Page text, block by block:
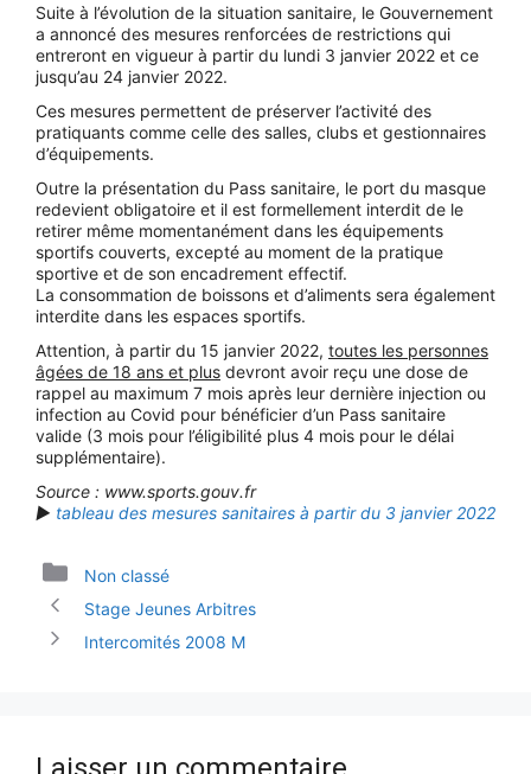
Suite à l’évolution de la situation sanitaire, le Gouvernement
a annoncé des mesures renforcées de restrictions qui
entreront en vigueur à partir du lundi 3 janvier 2022 et ce
jusqu’au 24 janvier 2022.
Ces mesures permettent de préserver l’activité des
pratiquants comme celle des salles, clubs et gestionnaires
d’équipements.
Outre la présentation du Pass sanitaire, le port du masque
redevient obligatoire et il est formellement interdit de le
retirer même momentanément dans les équipements
sportifs couverts, excepté au moment de la pratique
sportive et de son encadrement effectif.
La consommation de boissons et d’aliments sera également
interdite dans les espaces sportifs.
Attention, à partir du 15 janvier 2022, toutes les personnes
âgées de 18 ans et plus devront avoir reçu une dose de
rappel au maximum 7 mois après leur dernière injection ou
infection au Covid pour bénéficier d’un Pass sanitaire
valide (3 mois pour l’éligibilité plus 4 mois pour le délai
supplémentaire).
Source : www.sports.gouv.fr
► tableau des mesures sanitaires à partir du 3 janvier 2022
Catégories
Non classé
Stage Jeunes Arbitres
Intercomités 2008 M